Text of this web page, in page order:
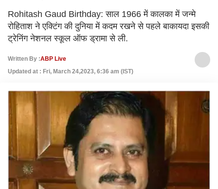
Rohitash Gaud Birthday: साल 1966 में कालका में जन्मे
रोहिताश ने एक्टिंग की दुनिया में कदम रखने से पहले बाकायदा इसकी
ट्रेनिंग नेशनल स्कूल ऑफ ड्रामा से ली.
Written By :ABP Live
Updated at : Fri, March 24,2023, 6:36 am (IST)